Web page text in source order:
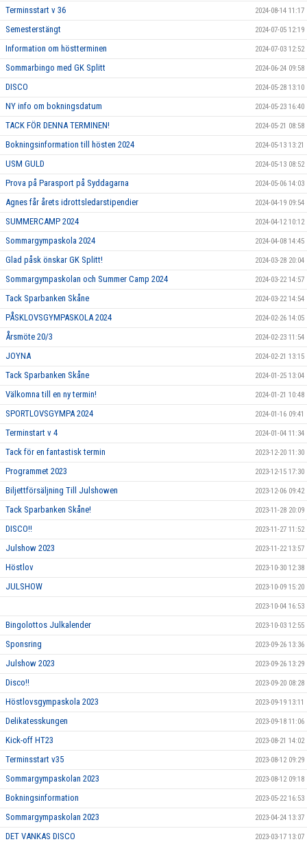
Terminsstart v 36 2024-08-14 11:17
Semesterstängt 2024-07-05 12:19
Information om höstterminen 2024-07-03 12:52
Sommarbingo med GK Splitt 2024-06-24 09:58
DISCO 2024-05-28 13:10
NY info om bokningsdatum 2024-05-23 16:40
TACK FÖR DENNA TERMINEN! 2024-05-21 08:58
Bokningsinformation till hösten 2024 2024-05-13 13:21
USM GULD 2024-05-13 08:52
Prova på Parasport på Syddagarna 2024-05-06 14:03
Agnes får årets idrottsledarstipendier 2024-04-19 09:54
SUMMERCAMP 2024 2024-04-12 10:12
Sommargympaskola 2024 2024-04-08 14:45
Glad påsk önskar GK Splitt! 2024-03-28 20:04
Sommargympaskolan och Summer Camp 2024 2024-03-22 14:57
Tack Sparbanken Skåne 2024-03-22 14:54
PÅSKLOVSGYMPASKOLA 2024 2024-02-26 14:05
Årsmöte 20/3 2024-02-23 11:54
JOYNA 2024-02-21 13:15
Tack Sparbanken Skåne 2024-01-25 13:04
Välkomna till en ny termin! 2024-01-21 10:48
SPORTLOVSGYMPA 2024 2024-01-16 09:41
Terminstart v 4 2024-01-04 11:34
Tack för en fantastisk termin 2023-12-20 11:30
Programmet 2023 2023-12-15 17:30
Biljettförsäljning Till Julshowen 2023-12-06 09:42
Tack Sparbanken Skåne! 2023-11-28 20:09
DISCO!! 2023-11-27 11:52
Julshow 2023 2023-11-22 13:57
Höstlov 2023-10-30 12:38
JULSHOW 2023-10-09 15:20
2023-10-04 16:53
Bingolottos Julkalender 2023-10-03 12:55
Sponsring 2023-09-26 13:36
Julshow 2023 2023-09-26 13:29
Disco!! 2023-09-20 08:28
Höstlovsgympaskola 2023 2023-09-19 13:11
Delikatesskungen 2023-09-18 11:06
Kick-off HT23 2023-08-21 14:02
Terminsstart v35 2023-08-12 09:29
Sommargympaskolan 2023 2023-08-12 09:18
Bokningsinformation 2023-05-22 16:53
Sommargympaskolan 2023 2023-04-24 13:37
DET VANKAS DISCO 2023-03-17 13:07